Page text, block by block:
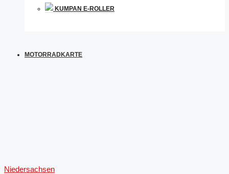
KUMPAN E-ROLLER
MOTORRADKARTE
Niedersachsen